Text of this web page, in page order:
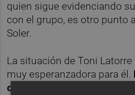
quien sigue evidenciando
con el grupo, es otro punto
Soler.
La situación de Toni
muy esperanzadora para él.
contado con minutos en los